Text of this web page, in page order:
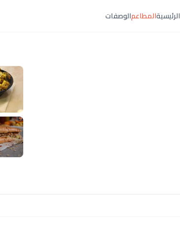
الرئيسيةالمطاعمالوصفات